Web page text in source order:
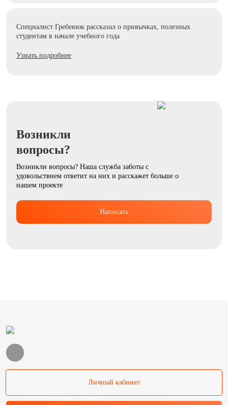
Специалист Гребенюк рассказал о привычках, полезных
студентам в начале учебного года
Узнать подробнее
Возникли
вопросы?
Возникли вопросы? Наша служба заботы с
удовольствием ответит на них и расскажет больше о
нашем проекте
Написать
Личный кабинет